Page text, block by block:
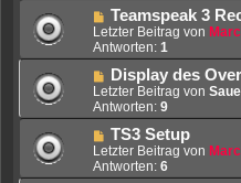
Teamspeak 3
Letzter Beitrag von
Antworten: 1
Display des
Letzter Beitrag von
Antworten: 9
TS3 Setup
Letzter Beitrag von
Antworten: 6